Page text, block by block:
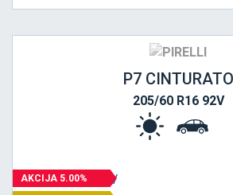
P7 CINTURATO
205/60 R16 92V
AKCIJA 5.00%